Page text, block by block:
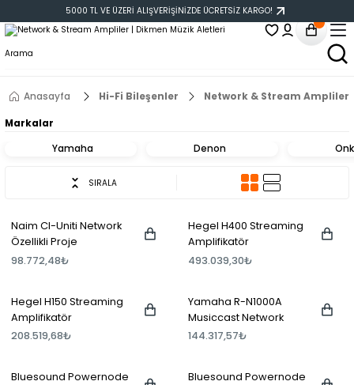
5000 TL VE ÜZERİ ALIŞVERİŞİNİZDE ÜCRETSİZ KARGO!
Anasayfa Hi-Fi Bileşenler Network & Stream Ampliler
Markalar
Yamaha
Denon
SIRALA
Naim CI-Uniti Network
Özellikli Proje
Amplifikatörü
98.772,48₺
Hegel H400 Streaming
Amplifikatör
493.039,30₺
Hegel H150 Streaming
Amplifikatör
208.519,68₺
Yamaha R-N1000A
Musiccast Network
Stereo Receiver Gri
144.317,57₺
Bluesound Powernode
Bluesound Powernode